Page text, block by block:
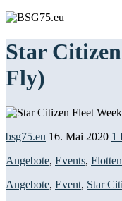
Star
Fly)
bsg75.eu 16. Mai 2020 1
Angebote, Events,
Angebote, Event, Star